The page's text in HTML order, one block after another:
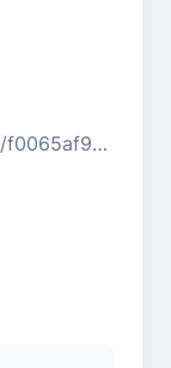
Источник: https://rutube.ru/video/f0065af93fefe64362e90d47bf914271/